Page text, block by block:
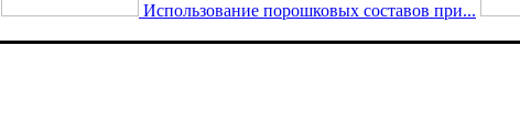
Использование порошковых составов при...